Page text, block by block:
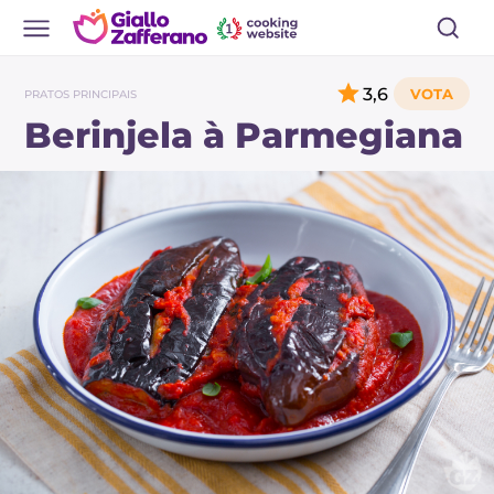
PRATOS PRINCIPAIS
Berinjela à Parmegiana
3,6